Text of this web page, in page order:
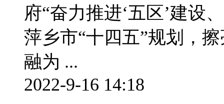
府“奋力推进‘五区’建设
萍乡市“十四五”规划，
融为 ...
2022-9-16 14:18